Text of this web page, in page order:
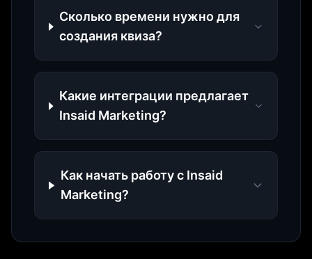
Сколько времени нужно для
создания квиза?
Какие интеграции предлагает
Insaid Marketing?
Как начать работу с Insaid
Marketing?